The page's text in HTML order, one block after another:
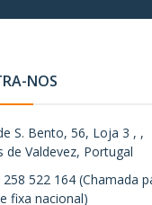
NOS
S. Bento, 56, Loja 3 , ,
de Valdevez, Portugal
258 522 164 (Chamada
fixa nacional)